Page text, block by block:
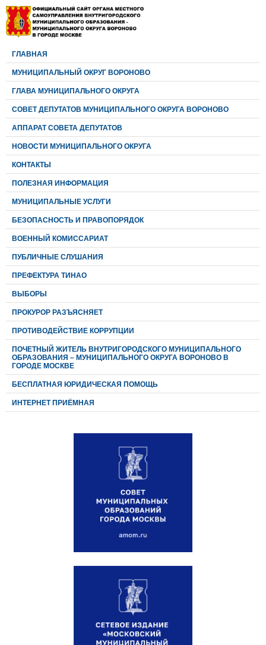
ГЛАВНАЯ
МУНИЦИПАЛЬНЫЙ ОКРУГ ВОРОНОВО
ГЛАВА МУНИЦИПАЛЬНОГО ОКРУГА
CОВЕТ ДЕПУТАТОВ МУНИЦИПАЛЬНОГО ОКРУГА ВОРОНОВО
АППАРАТ СОВЕТА ДЕПУТАТОВ
НОВОСТИ МУНИЦИПАЛЬНОГО ОКРУГА
КОНТАКТЫ
ПОЛЕЗНАЯ ИНФОРМАЦИЯ
МУНИЦИПАЛЬНЫЕ УСЛУГИ
БЕЗОПАСНОСТЬ И ПРАВОПОРЯДОК
ВОЕННЫЙ КОМИССАРИАТ
ПУБЛИЧНЫЕ СЛУШАНИЯ
ПРЕФЕКТУРА ТИНАО
ВЫБОРЫ
ПРОКУРОР РАЗЪЯСНЯЕТ
ПРОТИВОДЕЙСТВИЕ КОРРУПЦИИ
ПОЧЕТНЫЙ ЖИТЕЛЬ ВНУТРИГОРОДСКОГО МУНИЦИПАЛЬНОГО
ОБРАЗОВАНИЯ – МУНИЦИПАЛЬНОГО ОКРУГА ВОРОНОВО В
ГОРОДЕ МОСКВЕ
БЕСПЛАТНАЯ ЮРИДИЧЕСКАЯ ПОМОЩЬ
ИНТЕРНЕТ ПРИЁМНАЯ